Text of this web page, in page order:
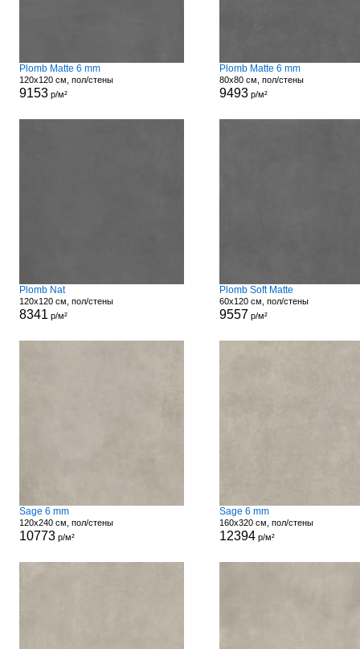
Plomb Matte 6 mm
120x120 см, пол/стены
9153р/м²
Plomb Matte 6 mm
80x80 см, пол/стены
9493р/м²
Plomb Nat
120x120 см, пол/стены
8341 р/м²
Plomb Soft Matte
60x120 см, пол/стены
9557 р/м²
Sage 6 mm
120x240 см, пол/стены
10773р/м²
Sage 6 mm
160x320 см, пол/стены
12394р/м²